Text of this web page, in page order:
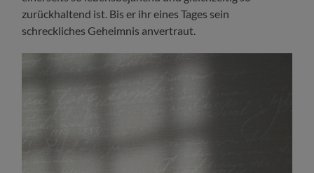
zurückhaltend ist. Bis er ihr eines Tages sein
schreckliches Geheimnis anvertraut.